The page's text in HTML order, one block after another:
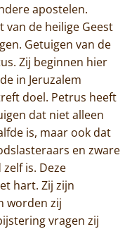
apostelen.
van de heilige Geest
Getuigen van de
Zij beginnen hier
in Jeruzalem
doel. Petrus heeft
dat niet alleen
is, maar ook dat
en zware
is. Deze
hart. Zij zijn
worden zij
vragen zij